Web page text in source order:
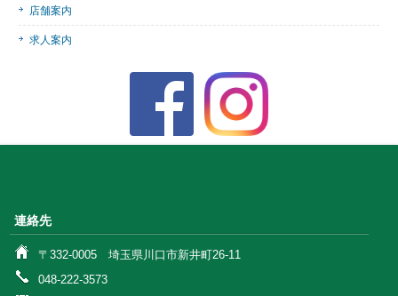
店舗案内
求人案内
連絡先
〒332-0005 埼玉県川口市新井町26-11
048-222-3573